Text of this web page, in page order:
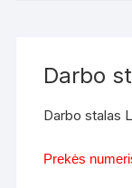
Darbo
Darbo stalas
Prekės